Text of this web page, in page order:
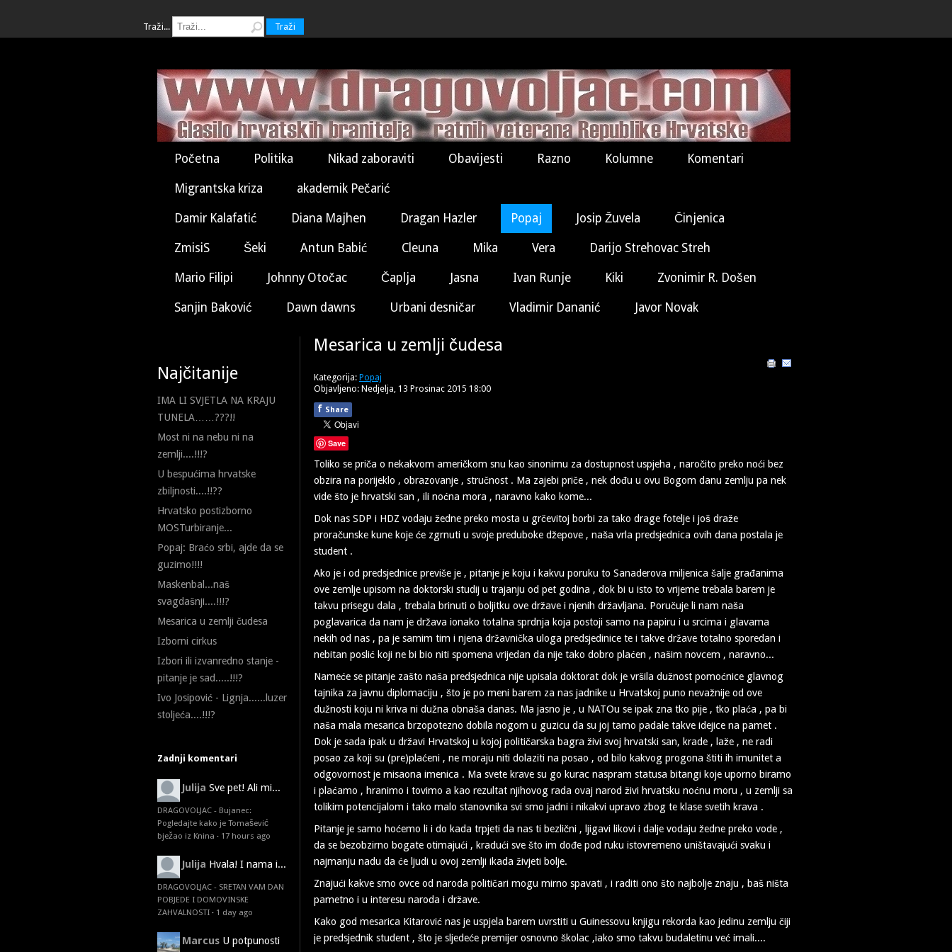
Traži... Traži
Početna Politika Nikad zaboraviti Obavijesti Razno Kolumne Komentari
Migrantska kriza akademik Pečarić
Damir Kalafatić Diana Majhen Dragan Hazler Popaj Josip Žuvela Činjenica
ZmisiS Šeki Antun Babić Cleuna Mika Vera Darijo Strehovac Streh
Mario Filipi Johnny Otočac Čaplja Jasna Ivan Runje Kiki Zvonimir R. Došen
Sanjin Baković Dawn dawns Urbani desničar Vladimir Dananić Javor Novak
Najčitanije
IMA LI SVJETLA NA KRAJU
TUNELA……???!!
Most ni na nebu ni na
zemlji....!!!?
U bespućima hrvatske
zbiljnosti....!!??
Hrvatsko postizborno
MOSTurbiranje...
Popaj: Braćo srbi, ajde da se
guzimo!!!!
Maskenbal...naš
svagdašnji....!!!?
Mesarica u zemlji čudesa
Izborni cirkus
Izbori ili izvanredno stanje -
pitanje je sad.....!!!?
Ivo Josipović - Lignja......luzer
stoljeća....!!!?
Zadnji komentari
Julija Sve pet! Ali mi...
DRAGOVOLJAC - Bujanec:
Pogledajte kako je Tomašević
bježao iz Knina · 17 hours ago
Julija Hvala! I nama i...
DRAGOVOLJAC - SRETAN VAM DAN
POBJEDE I DOMOVINSKE
ZAHVALNOSTI · 1 day ago
Marcus U potpunosti
Mesarica u zemlji čudesa
Kategorija: Popaj
Objavljeno: Nedjelja, 13 Prosinac 2015 18:00
f Share
Save
Toliko se priča o nekakvom američkom snu kao sinonimu za dostupnost uspjeha , naročito preko noći bez
obzira na porijeklo , obrazovanje , stručnost . Ma zajebi priče , nek dođu u ovu Bogom danu zemlju pa nek
vide što je hrvatski san , ili noćna mora , naravno kako kome...
Dok nas SDP i HDZ vodaju žedne preko mosta u grčevitoj borbi za tako drage fotelje i još draže
proračunske kune koje će zgrnuti u svoje preduboke džepove , naša vrla predsjednica ovih dana postala je
student .
Ako je i od predsjednice previše je , pitanje je koju i kakvu poruku to Sanaderova miljenica šalje građanima
ove zemlje upisom na doktorski studij u trajanju od pet godina , dok bi u isto to vrijeme trebala barem je
takvu prisegu dala , trebala brinuti o boljitku ove države i njenih državljana. Poručuje li nam naša
poglavarica da nam je država ionako totalna sprdnja koja postoji samo na papiru i u srcima i glavama
nekih od nas , pa je samim tim i njena državnička uloga predsjedinice te i takve države totalno sporedan i
nebitan poslić koji ne bi bio niti spomena vrijedan da nije tako dobro plaćen , našim novcem , naravno...
Nameće se pitanje zašto naša predsjednica nije upisala doktorat dok je vršila dužnost pomoćnice glavnog
tajnika za javnu diplomaciju , što je po meni barem za nas jadnike u Hrvatskoj puno nevažnije od ove
dužnosti koju ni kriva ni dužna obnaša danas. Ma jasno je , u NATOu se ipak zna tko pije , tko plaća , pa bi
naša mala mesarica brzopotezno dobila nogom u guzicu da su joj tamo padale takve idejice na pamet .
Dok je sada ipak u državi Hrvatskoj u kojoj političarska bagra živi svoj hrvatski san, krade , laže , ne radi
posao za koji su (pre)plaćeni , ne moraju niti dolaziti na posao , od bilo kakvog progona štiti ih imunitet a
odgovornost je misaona imenica . Ma svete krave su go kurac naspram statusa bitangi koje uporno biramo
i plaćamo , hranimo i tovimo a kao rezultat njihovog rada ovaj narod živi hrvatsku noćnu moru , u zemlji sa
tolikim potencijalom i tako malo stanovnika svi smo jadni i nikakvi upravo zbog te klase svetih krava .
Pitanje je samo hoćemo li i do kada trpjeti da nas ti bezlični , ljigavi likovi i dalje vodaju žedne preko vode ,
da se bezobzirno bogate otimajući , kradući sve što im dođe pod ruku istovremeno uništavajući svaku i
najmanju nadu da će ljudi u ovoj zemlji ikada živjeti bolje.
Znajući kakve smo ovce od naroda političari mogu mirno spavati , i raditi ono što najbolje znaju , baš ništa
pametno i u interesu naroda i države.
Kako god mesarica Kitarović nas je uspjela barem uvrstiti u Guinessovu knjigu rekorda kao jedinu zemlju čiji
je predsjednik student , što je sljedeće premijer osnovno školac ,iako smo takvu budaletinu već imali....